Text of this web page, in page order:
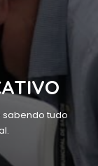
sabendo tudo